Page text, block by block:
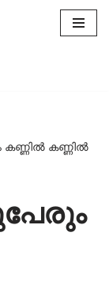
കണ്ണിൽ കണ്ണിൽ